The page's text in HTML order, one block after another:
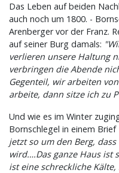
Das Leben auf beiden
auch noch um 1800. -
Arenberger vor der Franz.
auf seiner Burg damals:
verlieren unsere Haltung
verbringen die Abende
Gegenteil, wir arbeiten
arbeite, dann sitze ich zu
Und wie es im Winter
Bornschlegel in einem Brief
jetzt so um den Berg,
wird….Das ganze Haus ist
ist eine schreckliche